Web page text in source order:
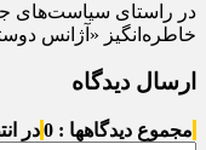
در راستای سیاست‌های
خاطره‌انگیز «آژانس
ارسال دیدگاه
مجموع دیدگاهها : 0 در